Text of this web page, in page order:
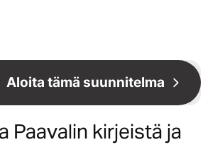
Aloita tämä suunnitelma
Paavalin kirjeistä ja